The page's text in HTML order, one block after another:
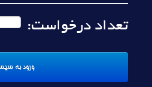
تعداد درخواست: